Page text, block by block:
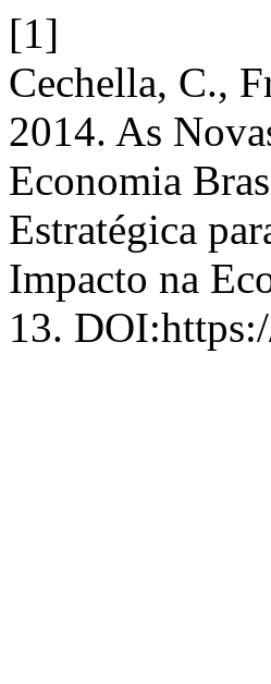
[1]
Cechella, C.,
2014. As
Economia
Estratégica
Impacto na
13.